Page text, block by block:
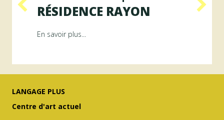
ArAMiS
RÉSIDENCE RAYON
En savoir plus...
LANGAGE PLUS
Centre d'art actuel